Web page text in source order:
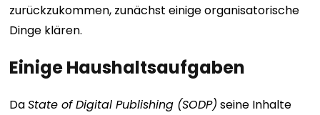
zurückzukommen, zunächst einige organisatorische
Dinge klären.
Einige Haushaltsaufgaben
DaState of Digital Publishing (SODP) seine Inhalte